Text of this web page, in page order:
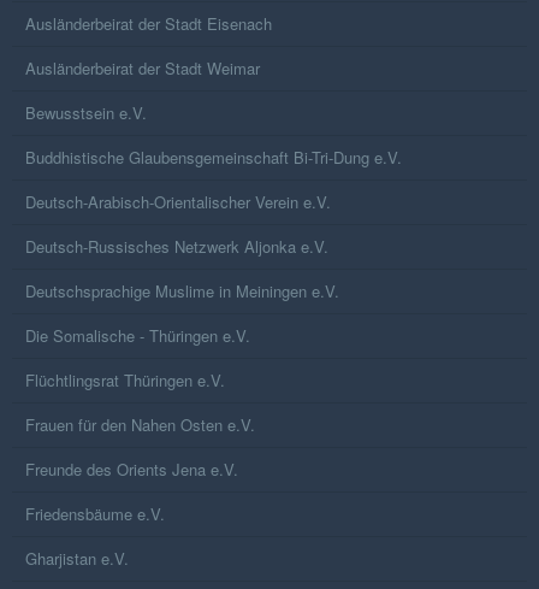
Ausländerbeirat der Stadt Eisenach
Ausländerbeirat der Stadt Weimar
Bewusstsein e.V.
Buddhistische Glaubensgemeinschaft Bi-Tri-Dung e.V.
Deutsch-Arabisch-Orientalischer Verein e.V.
Deutsch-Russisches Netzwerk Aljonka e.V.
Deutschsprachige Muslime in Meiningen e.V.
Die Somalische - Thüringen e.V.
Flüchtlingsrat Thüringen e.V.
Frauen für den Nahen Osten e.V.
Freunde des Orients Jena e.V.
Friedensbäume e.V.
Gharjistan e.V.